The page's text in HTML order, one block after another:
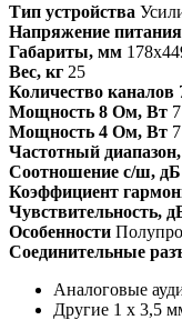
Тип устройства
Напряжение
Габариты, мм
Вес, кг 25
Количество каналов
Мощность 8 Ом, Вт
Мощность 4 Ом, Вт
Частотный
Соотношение с/ш, дБ
Коэффициент
Чувствительность,
Особенности
Соединительные
Аналоговые
Другие 1 x 3,5